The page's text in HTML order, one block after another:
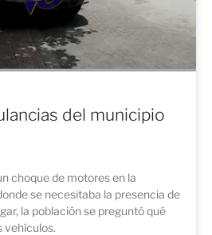
del municipio
choque de motores en la
se necesitaba la presencia de
la población se preguntó qué
vehículos.